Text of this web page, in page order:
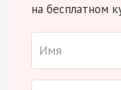
на бесплатном